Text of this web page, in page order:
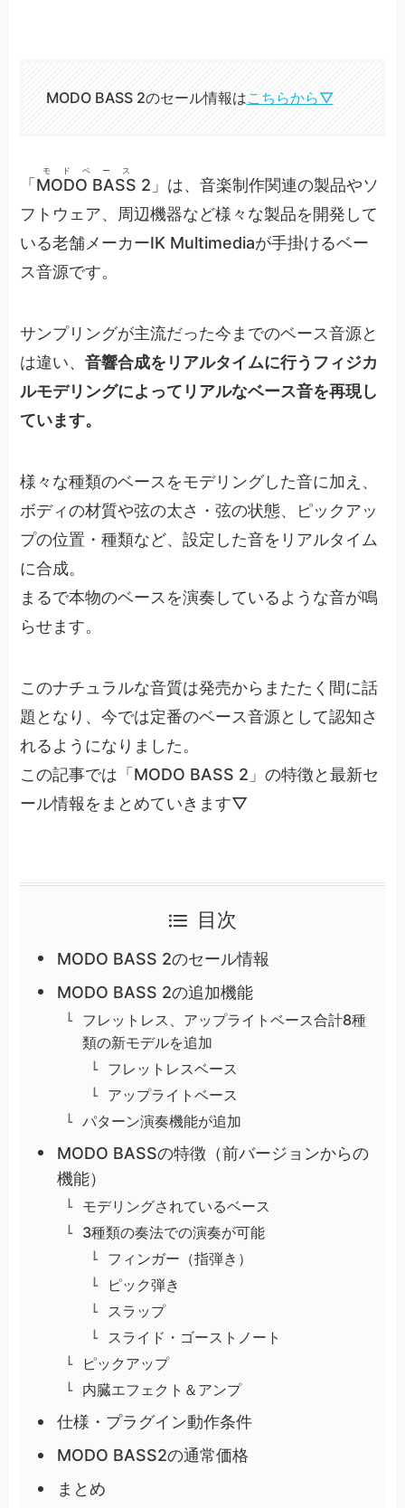
MODO BASS 2のセール情報はこちらから▽
「 MODO BASS
モドベース
2」は、音楽制作関連の製品やソ
フトウェア、周辺機器など様々な製品を開発して
いる老舗メーカーIK Multimediaが手掛けるベー
ス音源です。
サンプリングが主流だった今までのベース音源と
は違い、音響合成をリアルタイムに行うフィジカ
ルモデリングによってリアルなベース音を再現し
ています。
様々な種類のベースをモデリングした音に加え、
ボディの材質や弦の太さ・弦の状態、ピックアッ
プの位置・種類など、設定した音をリアルタイム
に合成。
まるで本物のベースを演奏しているような音が鳴
らせます。
このナチュラルな音質は発売からまたたく間に話
題となり、今では定番のベース音源として認知さ
れるようになりました。
この記事では「MODO BASS 2」の特徴と最新セ
ール情報をまとめていきます▽
目次
MODO BASS 2のセール情報
MODO BASS 2の追加機能
フレットレス、アップライトベース合計8種
類の新モデルを追加
フレットレスベース
アップライトベース
パターン演奏機能が追加
MODO BASSの特徴（前バージョンからの
機能）
モデリングされているベース
3種類の奏法での演奏が可能
フィンガー（指弾き）
ピック弾き
スラップ
スライド・ゴーストノート
ピックアップ
内臓エフェクト＆アンプ
仕様・プラグイン動作条件
MODO BASS2の通常価格
まとめ